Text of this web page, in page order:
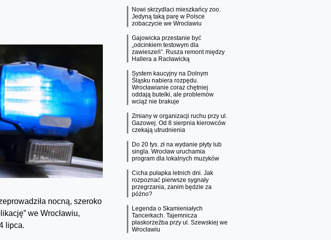
nocną, szeroko
we Wrocławiu,
lipca.
Nowi skrzydlaci mieszkańcy zoo.
Jedyną taką parę w Polsce
zobaczycie we Wrocławiu
Gajowicka przestanie być
„odcinkiem testowym dla
zawieszeń”. Rusza remont między
Hallera a Racławicką
System kaucyjny na Dolnym
Śląsku nabiera rozpędu.
Wrocławianie coraz chętniej
oddają butelki, ale problemów
wciąż nie brakuje
Zmiany w organizacji ruchu przy ul.
Gazowej. Od 8 sierpnia kierowców
czekają utrudnienia
Do 20 tys. zł na wydanie płyty lub
singla. Wrocław uruchamia
program dla lokalnych muzyków
Cicha pułapka letnich dni. Jak
rozpoznać pierwsze sygnały
przegrzania, zanim będzie za
późno?
Legenda o Skamieniałych
Tancerkach. Tajemnicza
płaskorzeźba przy ul. Szewskiej we
Wrocławiu